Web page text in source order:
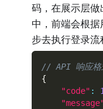
码，在展示层
中，前端会根
步去执行登录流
// API 响应格
{
"code" :